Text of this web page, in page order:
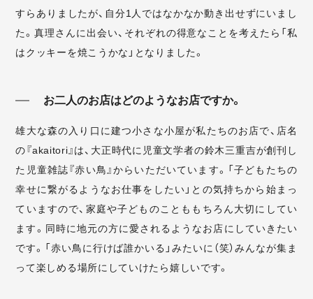
すらありましたが、自分1人ではなかなか動き出せずにいまし
た。真理さんに出会い、それぞれの得意なことを考えたら「私
はクッキーを焼こうかな」となりました。
お二人のお店はどのようなお店ですか。
雄大な森の入り口に建つ小さな小屋が私たちのお店で、店名
の『akaitori』は、大正時代に児童文学者の鈴木三重吉が創刊し
た児童雑誌『赤い鳥』からいただいています。「子どもたちの
幸せに繋がるようなお仕事をしたい」との気持ちから始まっ
ていますので、家庭や子どものことももちろん大切にしてい
ます。同時に地元の方に愛されるようなお店にしていきたい
です。「赤い鳥に行けば誰かいる」みたいに（笑）みんなが集ま
って楽しめる場所にしていけたら嬉しいです。